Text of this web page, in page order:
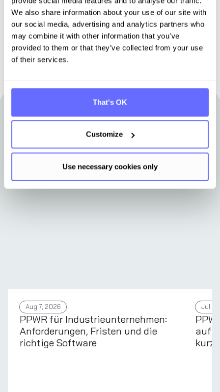
We also share information about your use of our site with
our social media, advertising and analytics partners who
may combine it with other information that you’ve
provided to them or that they’ve collected from your use
of their services.
That's OK
Customize
Use necessary cookies only
Demo buchen
Andere Artikel, die für Sie interessant
sein könnten
Aug 7, 2026
PPWR für Industrieunternehmen:
Anforderungen, Fristen und die
richtige Software
Jul
auf
kurz